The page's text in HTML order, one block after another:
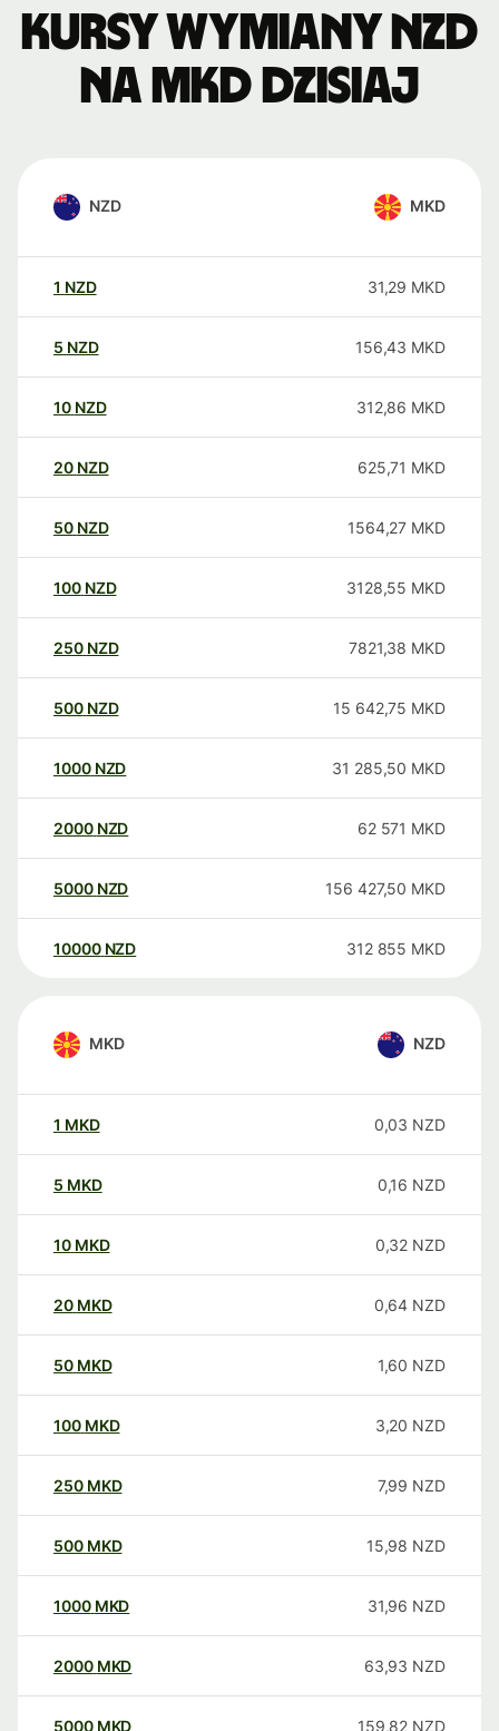
Kursy wymiany NZD
na MKD dzisiaj
NZD MKD
1 NZD 31,29 MKD
5 NZD 156,43 MKD
10 NZD 312,86 MKD
20 NZD 625,71 MKD
50 NZD 1564,27 MKD
100 NZD 3128,55 MKD
250 NZD 7821,38 MKD
500 NZD 15 642,75 MKD
1000 NZD 31 285,50 MKD
2000 NZD 62 571 MKD
5000 NZD 156 427,50 MKD
10000 NZD 312 855 MKD
MKD NZD
1 MKD 0,03 NZD
5 MKD 0,16 NZD
10 MKD 0,32 NZD
20 MKD 0,64 NZD
50 MKD 1,60 NZD
100 MKD 3,20 NZD
250 MKD 7,99 NZD
500 MKD 15,98 NZD
1000 MKD 31,96 NZD
2000 MKD 63,93 NZD
5000 MKD 159,82 NZD